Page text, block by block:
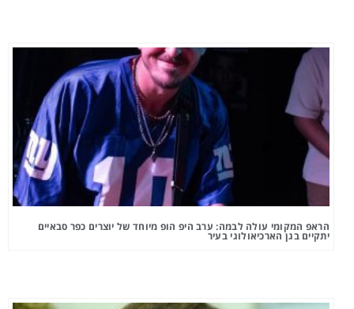
הראפ המקומי עולה לבמה: ערב היפ הופ מיוחד של יוצרים כפר סבאיים
יתקיים בגן הארכיאולוגי בעיר